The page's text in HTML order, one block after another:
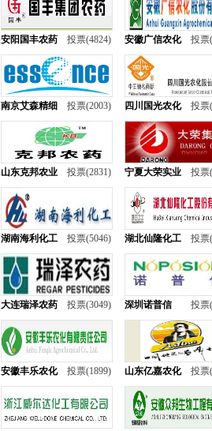
安阳国丰农药 投票(4824) 安徽广信农化 投票
南京艾森精细 投票(2003) 四川国光农化 投票
山东克邦农业 投票(2831) 宁夏大荣实业 投票
湖南海利化工 投票(5046) 湖北仙隆化工 投票
大连瑞泽农药 投票(3049) 深圳诺普信 投票
安徽丰乐农化 投票(1899) 山东亿嘉农化 投票